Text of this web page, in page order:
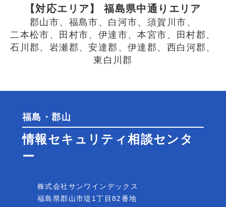
【対応エリア】 福島県中通りエリア
郡山市、 福島市、 白河市、 須賀川市、
二本松市、 田村市、 伊達市、本宮市、 田村郡、
石川郡、 岩瀬郡、安達郡、伊達郡、 西白河郡、
東白川郡
福島・郡山
情報セキュリティ相談センタ
ー
株式会社サンワインデックス
福島県郡山市堤1丁目82番地